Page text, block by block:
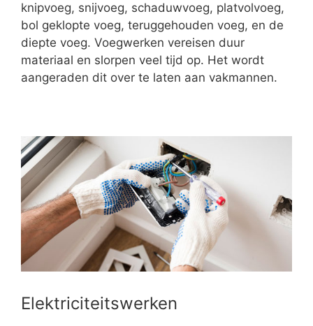
knipvoeg, snijvoeg, schaduwvoeg, platvolvoeg,
bol geklopte voeg, teruggehouden voeg, en de
diepte voeg. Voegwerken vereisen duur
materiaal en slorpen veel tijd op. Het wordt
aangeraden dit over te laten aan vakmannen.
Elektriciteitswerken